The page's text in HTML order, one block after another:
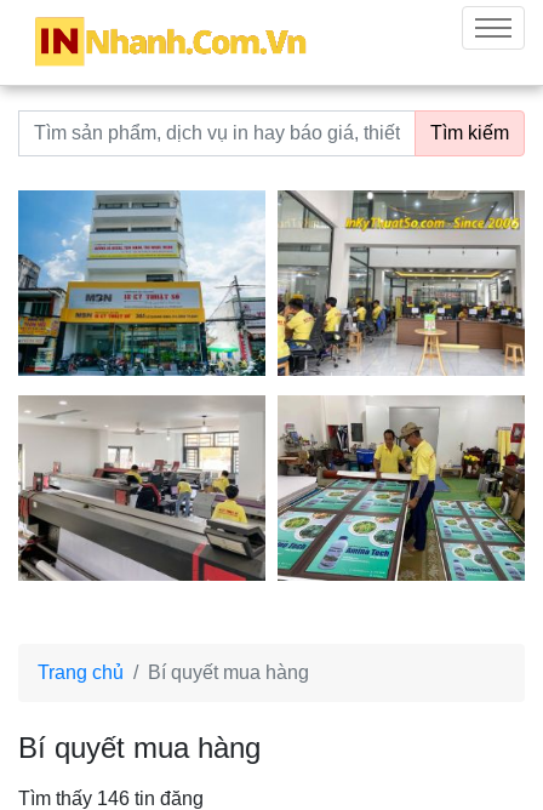
innhanh.com.vn
Menu
Từ khoá tìm kiếm Tìm kiếm
Trang chủ Bí quyết mua hàng
Bí quyết mua hàng
Tìm thấy 146 tin đăng